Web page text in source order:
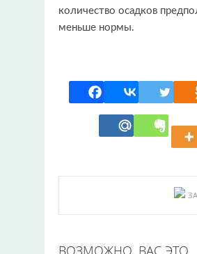
количество осадков
меньше нормы.
ВОЗМОЖНО, ВАС ЭТО